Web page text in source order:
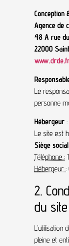
Conception
Agence de
48 A rue
22000
Le
personne
Hébergeur :
Le site est
Siège
Téléphone :
Hébergeur :
2.
du
L’utilisation
pleine et